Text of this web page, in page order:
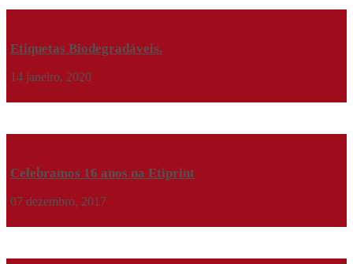
Etiquetas Biodegradáveis.
14 janeiro, 2020
Celebramos 16 anos na Etiprint
07 dezembro, 2017